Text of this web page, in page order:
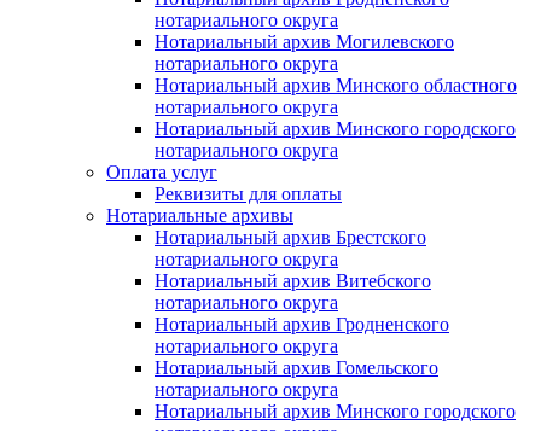
нотариального округа
Нотариальный архив Могилевского
нотариального округа
Нотариальный архив Минского областного
нотариального округа
Нотариальный архив Минского городского
нотариального округа
Оплата услуг
Реквизиты для оплаты
Нотариальные архивы
Нотариальный архив Брестского
нотариального округа
Нотариальный архив Витебского
нотариального округа
Нотариальный архив Гродненского
нотариального округа
Нотариальный архив Гомельского
нотариального округа
Нотариальный архив Минского городского